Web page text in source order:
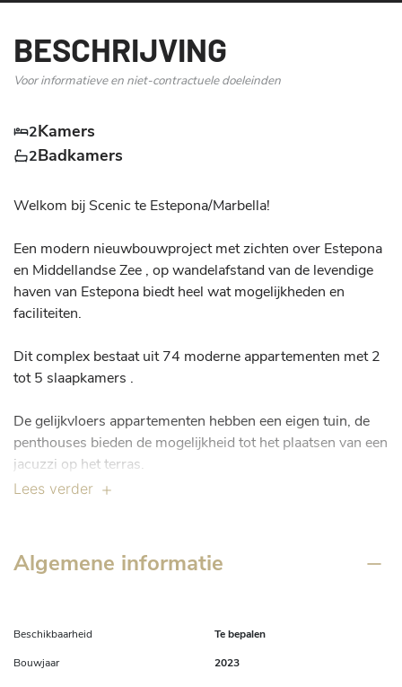
BESCHRIJVING
Voor informatieve en niet-contractuele doeleinden
2Kamers
2Badkamers
Welkom bij Scenic te Estepona/Marbella!
Een modern nieuwbouwproject met zichten over Estepona
en Middellandse Zee , op wandelafstand van de levendige
haven van Estepona biedt heel wat mogelijkheden en
faciliteiten.
Dit complex bestaat uit 74 moderne appartementen met 2
tot 5 slaapkamers .
De gelijkvloers appartementen hebben een eigen tuin, de
penthouses bieden de mogelijkheid tot het plaatsen van een
jacuzzi op het terras.
keuken en een lichte leefruimte door de grote schuiframen ,
aansluitend op een ruim zuid gericht terras. De
Dit hedendaags project biedt verder mooie aangelegde
tuinen met een groot gemeenschappelijk zwembad , gym
Lees verder
Algemene informatie
Beschikbaarheid
Te bepalen
Bouwjaar
2023